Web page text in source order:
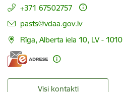
+371 67502757
E-pasts:
pasts@vdaa.gov.lv
Rīga, Alberta iela 10, LV - 1010
Visi kontakti